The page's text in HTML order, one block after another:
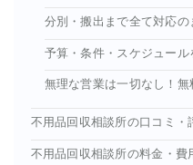
分別・搬出まで全て対応
予算・条件・スケジュー
無理な営業は一切なし！
不用品回収相談所の口コミ・
不用品回収相談所の料金・費